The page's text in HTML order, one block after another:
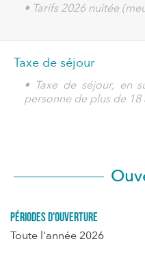
• Tarifs 2026 nuitée
Taxe de séjour
• Taxe de séjour, en
personne de plus de 18
Périodes d'ouverture
Toute l'année 2026